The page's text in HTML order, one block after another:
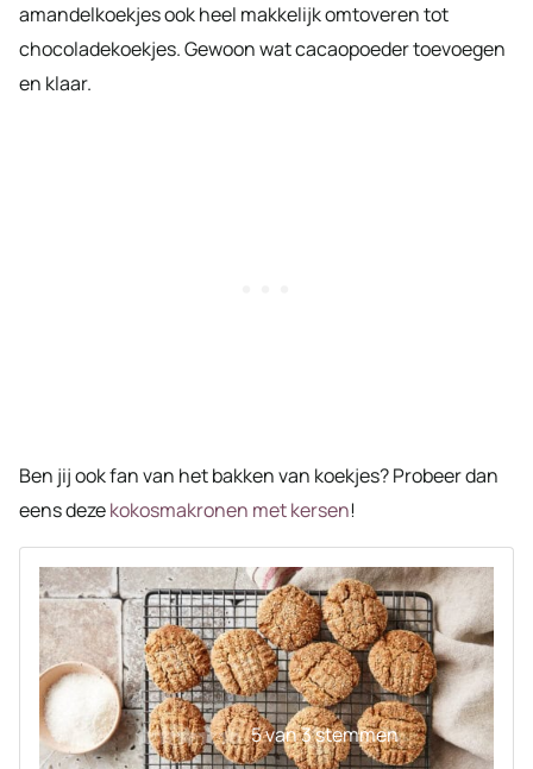
amandelkoekjes ook heel makkelijk omtoveren tot
chocoladekoekjes. Gewoon wat cacaopoeder toevoegen
en klaar.
Ben jij ook fan van het bakken van koekjes? Probeer dan
eens dezekokosmakronen met kersen!
5van3stemmen